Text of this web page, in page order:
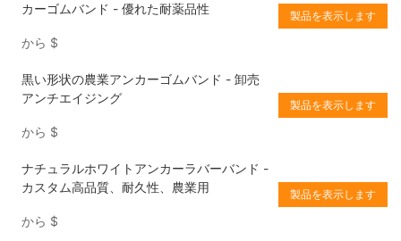
カーゴムバンド - 優れた耐薬品性
から $
製品を表示します
黒い形状の農業アンカーゴムバンド - 卸売
アンチエイジング
から $
製品を表示します
ナチュラルホワイトアンカーラバーバンド -
カスタム高品質、耐久性、農業用
から $
製品を表示します